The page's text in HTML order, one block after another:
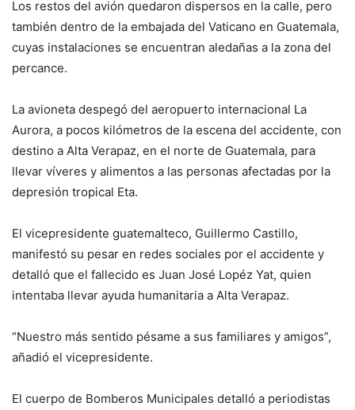
Los restos del avión quedaron dispersos en la calle, pero
también dentro de la embajada del Vaticano en Guatemala,
cuyas instalaciones se encuentran aledañas a la zona del
percance.
La avioneta despegó del aeropuerto internacional La
Aurora, a pocos kilómetros de la escena del accidente, con
destino a Alta Verapaz, en el norte de Guatemala, para
llevar víveres y alimentos a las personas afectadas por la
depresión tropical Eta.
El vicepresidente guatemalteco, Guillermo Castillo,
manifestó su pesar en redes sociales por el accidente y
detalló que el fallecido es Juan José Lopéz Yat, quien
intentaba llevar ayuda humanitaria a Alta Verapaz.
“Nuestro más sentido pésame a sus familiares y amigos”,
añadió el vicepresidente.
El cuerpo de Bomberos Municipales detalló a periodistas